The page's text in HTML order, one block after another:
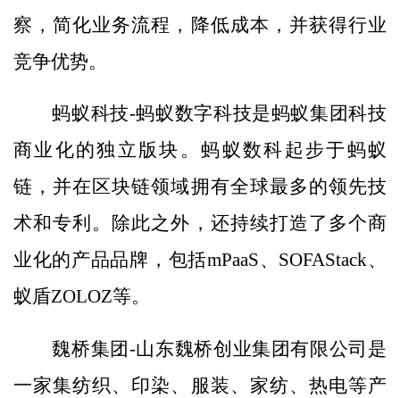
察，简化业务流程，降低成本，并获得行业
竞争优势。
蚂蚁科技-蚂蚁数字科技是蚂蚁集团科技
商业化的独立版块。蚂蚁数科起步于蚂蚁
链，并在区块链领域拥有全球最多的领先技
术和专利。除此之外，还持续打造了多个商
业化的产品品牌，包括mPaaS、SOFAStack、
蚁盾ZOLOZ等。
魏桥集团-山东魏桥创业集团有限公司是
一家集纺织、印染、服装、家纺、热电等产